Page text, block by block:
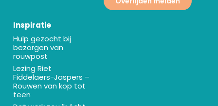
Inspiratie
Hulp gezocht bij
bezorgen van
rouwpost
Lezing Riet
Fiddelaers-Jaspers –
Rouwen van kop tot
teen